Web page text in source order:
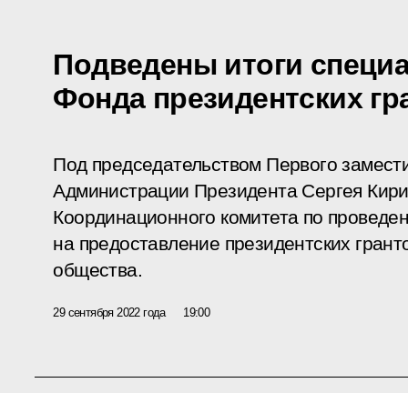
Подведены итоги
Фонда президентских
Под председательством Первого
Администрации Президента Сергея
Координационного комитета по
на предоставление президентских
общества.
29 сентября 2022 года 19:00